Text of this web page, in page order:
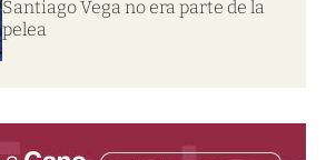
Santiago Vega no era parte de la
pelea